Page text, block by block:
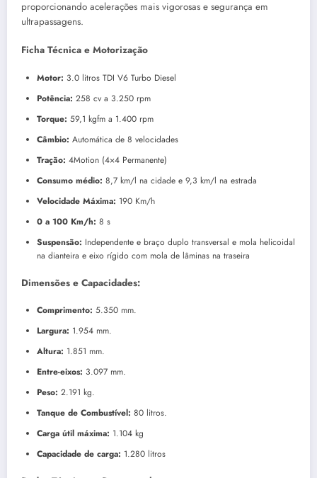
proporcionando acelerações mais vigorosas e segurança em
ultrapassagens.
Ficha Técnica e Motorização
Motor: 3.0 litros TDI V6 Turbo Diesel
Potência: 258 cv a 3.250 rpm
Torque: 59,1 kgfm a 1.400 rpm
Câmbio: Automática de 8 velocidades
Tração: 4Motion (4×4 Permanente)
Consumo médio: 8,7 km/l na cidade e 9,3 km/l na estrada
Velocidade Máxima: 190 Km/h
0 a 100 Km/h: 8 s
Suspensão: Independente e braço duplo transversal e mola helicoidal
na dianteira e eixo rígido com mola de lâminas na traseira
Dimensões e Capacidades:
Comprimento: 5.350 mm.
Largura: 1.954 mm.
Altura: 1.851 mm.
Entre-eixos: 3.097 mm.
Peso: 2.191 kg.
Tanque de Combustível: 80 litros.
Carga útil máxima: 1.104 kg
Capacidade de carga: 1.280 litros